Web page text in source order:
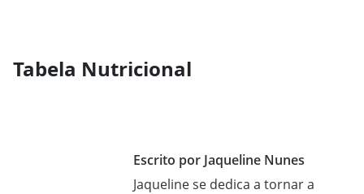
Tabela Nutricional
Escrito por Jaqueline Nunes
Jaqueline se dedica a tornar a